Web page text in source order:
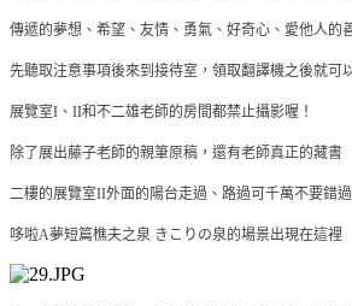
傳遞的夢想、希望、友情、勇氣、好奇心、愛他人的
先聽取注意事項後來到接待室，領取翻譯機之後就可
展覽室I、II和不二雄老師的房間都禁止攝影喔！
除了展出藤子老師的親筆原稿，還有老師真正的藏書
二樓的展覽室II外面的陽台走過、路過可千萬不要錯
哆啦A夢短篇樵夫之泉 きこりの泉的場景出現在這裡